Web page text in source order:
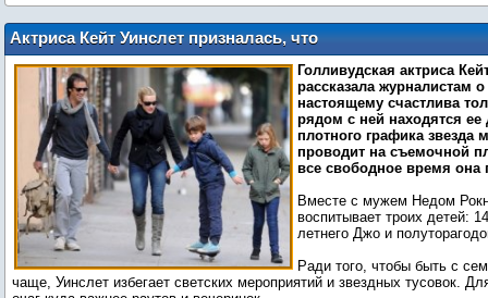
Актриса Кейт Уинслет призналась, что
чувствует себя счастливой только
рядом с семьей и детьми
Голливудская актриса
рассказала журналистам
настоящему счастлива
рядом с ней находятся ее
плотного графика звезда
проводит на съемочной
все свободное время она
Вместе с мужем Недом
воспитывает троих детей:
летнего Джо и
Ради того, чтобы быть с
чаще, Уинслет избегает светских мероприятий и звездных тусовок.